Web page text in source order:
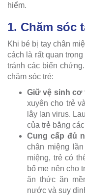
hiểm.
1. Chăm sóc
Khi bé bị tay chân
cách là rất quan
tránh các biến
chăm sóc trẻ:
Giữ vệ sinh cơ
xuyên cho trẻ
lây lan virus.
của trẻ bằng
Cung cấp đủ
chân miệng
miệng, trẻ có
bố mẹ nên cho
ăn thức ăn
nước và suy